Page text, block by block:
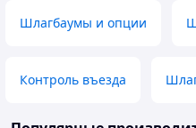
Шлагбаумы и опции
Контроль въезда